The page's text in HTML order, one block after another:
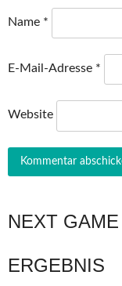
Name *
E-Mail-Adresse *
Website
NEXT GAME
ERGEBNIS